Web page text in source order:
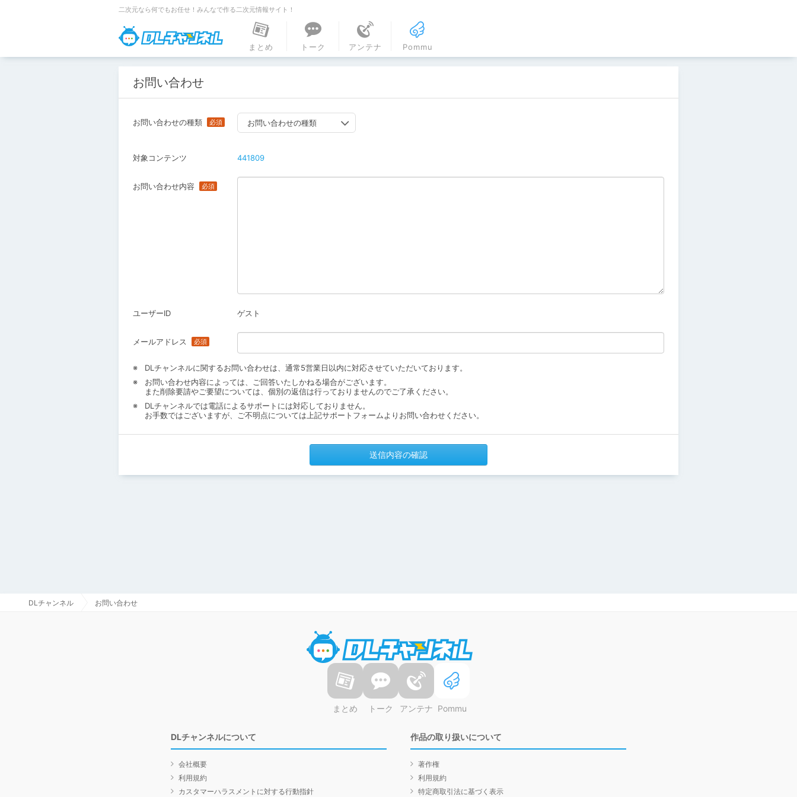
二次元なら何でもお任せ！みんなで作る二次元情報サイト！
DLチャンネル
まとめ
トーク アンテナ Pommu
お問い合わせ
お問い合わせの種類 お問い合わせの種類
対象コンテンツ 441809
お問い合わせ内容
ユーザーID ゲスト
メールアドレス
DLチャンネルに関するお問い合わせは、通常5営業日以内に対応させていただいております。
お問い合わせ内容によっては、ご回答いたしかねる場合がございます。
また削除要請やご要望については、個別の返信は行っておりませんのでご了承ください。
DLチャンネルでは電話によるサポートには対応しておりません。
お手数ではございますが、ご不明点については上記サポートフォームよりお問い合わせください。
送信内容の確認
DLチャンネル お問い合わせ
まとめ トーク アンテナ Pommu
DLチャンネルについて
会社概要
利用規約
カスタマーハラスメントに対する行動指針
作品の取り扱いについて
著作権
利用規約
特定商取引法に基づく表示